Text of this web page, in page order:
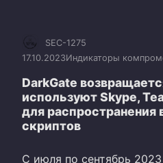
SEC-1275
17.10.2023Индикаторы
DarkGate
используют Skype,
для распространения
скриптов
С июля по сентябрь